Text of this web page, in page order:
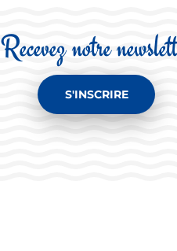
Recevez notre
S'INSCRIRE